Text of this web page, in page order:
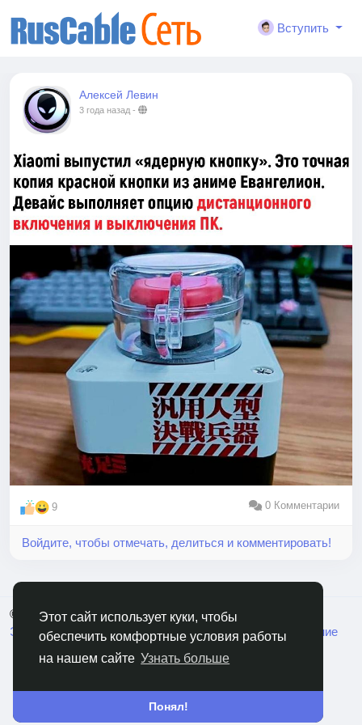
Этот сайт использует куки, чтобы
обеспечить комфортные условия работы
на нашем сайте Узнать больше
Понял!
Вступить
Алексей Левин
3 года назад -
9 0 Комментарии
Войдите, чтобы отмечать, делиться и комментировать!
© 2026 RusCable.Сеть
Русский
Экосистема Переменка Пользовательское Соглашение
Политика конфиденциальности